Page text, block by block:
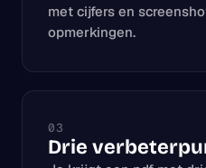
met cijfers en
opmerkingen.
03
Drie